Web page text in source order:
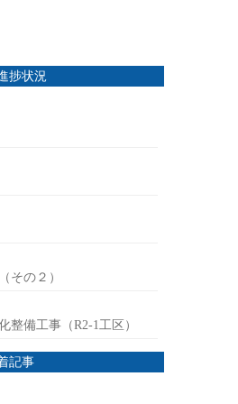
捗状況
その２）
整備工事（R2-1工区）
記事